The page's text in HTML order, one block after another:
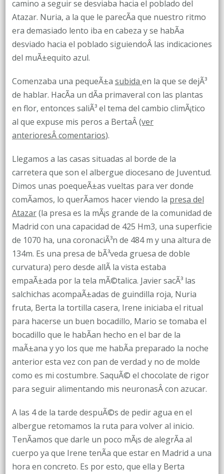
camino a seguir se desviaba hacia el poblado del
Atazar. Nuria, a la que le parecÃ­a que nuestro ritmo
era demasiado lento iba en cabeza y se habÃ­a
desviado hacia el poblado siguiendoÂ las indicaciones
del muÃ±equito azul.
Comenzaba una pequeÃ±a subida en la que se dejÃ³
de hablar. HacÃ­a un dÃ­a primaveral con las plantas
en flor, entonces saliÃ³ el tema del cambio climÃ¡tico
al que expuse mis peros a BertaÂ(ver
anterioresÂ comentarios).
Llegamos a las casas situadas al borde de la
carretera que son el albergue diocesano de Juventud.
Dimos unas poequeÃ±as vueltas para ver donde
comÃ­amos, lo querÃ­amos hacer viendo la presa del
Atazar(la presa es la mÃ¡s grande de la comunidad de
Madrid con una capacidad de 425 Hm3, una superficie
de 1070 ha, una coronaciÃ³n de 484 m y una altura de
134m. Es una presa de bÃ³veda gruesa de doble
curvatura) pero desde allÃ­ la vista estaba
empaÃ±ada por la tela mÃ©talica. Javier sacÃ³ las
salchichas acompaÃ±adas de guindilla roja, Nuria
fruta, Berta la tortilla casera, Irene iniciaba el ritual
para hacerse un buen bocadillo, Mario se tomaba el
bocadillo que le habÃ­an hecho en el bar de la
maÃ±ana y yo los que me habÃ­a preparado la noche
anterior esta vez con pan de verdad y no de molde
como es mi costumbre. SaquÃ© el chocolate de rigor
para seguir alimentando mis neuronasÂ con azucar.
A las 4 de la tarde despuÃ©s de pedir agua en el
albergue retomamos la ruta para volver al inicio.
TenÃ­amos que darle un poco mÃ¡s de alegrÃ­a al
cuerpo ya que Irene tenÃ­a que estar en Madrid a una
hora en concreto. Es por esto, que ella y Berta